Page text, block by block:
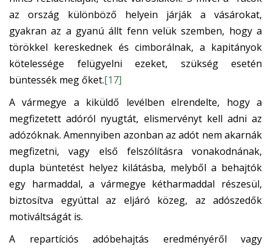
az ország különböző helyein járják a vásárokat,
gyakran az a gyanú állt fenn velük szemben, hogy a
törökkel kereskednek és cimborálnak, a kapitányok
kötelessége felügyelni ezeket, szükség esetén
büntessék meg őket.[17]
A vármegye a kiküldő levélben elrendelte, hogy a
megfizetett adóról nyugtát, elismervényt kell adni az
adózóknak. Amennyiben azonban az adót nem akarnák
megfizetni, vagy első felszólításra vonakodnának,
dupla büntetést helyez kilátásba, melyből a behajtók
egy harmaddal, a vármegye kétharmaddal részesül,
biztosítva egyúttal az eljáró közeg, az adószedők
motiváltságát is.
A repartíciós adóbehajtás eredményéről vagy